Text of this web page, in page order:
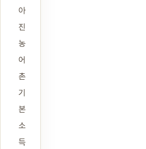
아
진
농
어
촌
기
본
소
득